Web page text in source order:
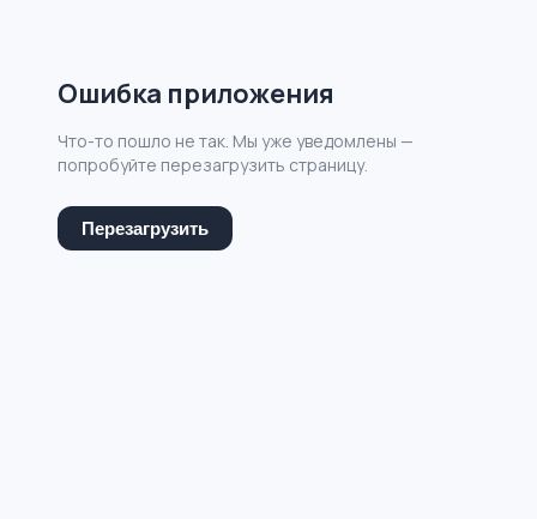
Ошибка приложения
Что-то пошло не так. Мы уже уведомлены —
попробуйте перезагрузить страницу.
Перезагрузить